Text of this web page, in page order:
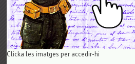
Clicka les imatges per accedir-hi